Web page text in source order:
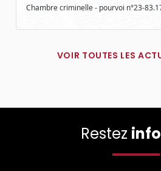
Chambre criminelle - pourvoi n°23-
VOIR TOUTES LES
Restez